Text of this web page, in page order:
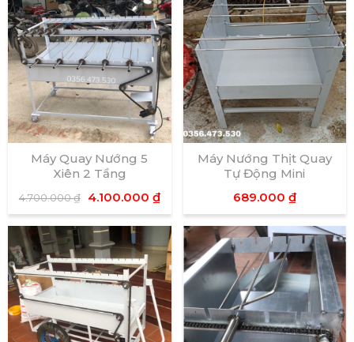
Máy Quay Nướng 5
Xiên 2 Tầng
4.700.000₫ 4.100.000 ₫
Máy Nướng Thịt Quay
Tự Động Mini
689.000 ₫